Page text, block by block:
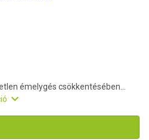
émelygés csökkentésében...